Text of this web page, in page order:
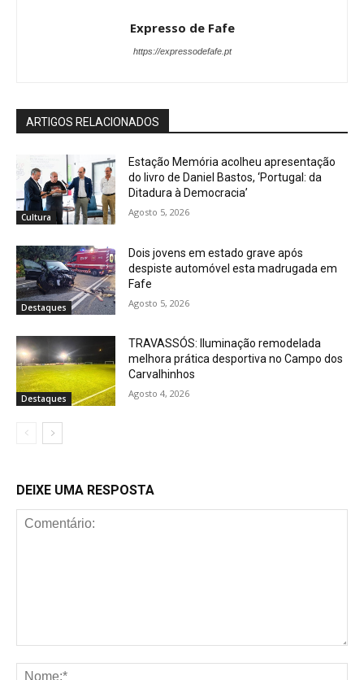
Expresso de Fafe
https://expressodefafe.pt
ARTIGOS RELACIONADOS
Cultura
Estação Memória acolheu apresentação
do livro de Daniel Bastos, ‘Portugal: da
Ditadura à Democracia’
Agosto 5, 2026
Destaques
Dois jovens em estado grave após
despiste automóvel esta madrugada em
Fafe
Agosto 5, 2026
Destaques
TRAVASSÓS: Iluminação remodelada
melhora prática desportiva no Campo dos
Carvalhinhos
Agosto 4, 2026
DEIXE UMA RESPOSTA